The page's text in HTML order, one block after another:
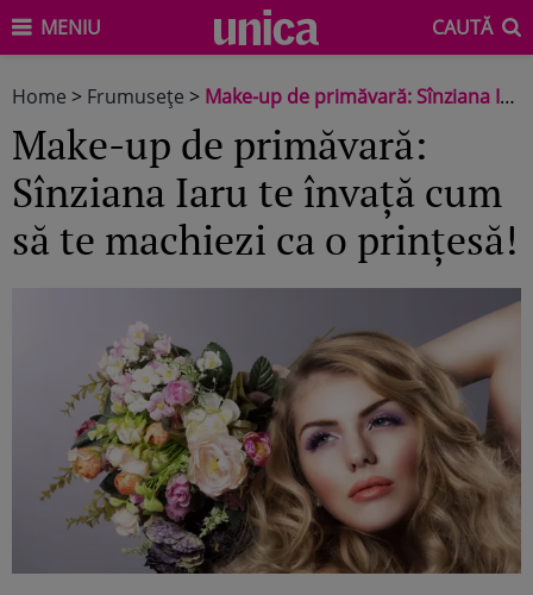
MENIU CAUTĂ
Home > Frumuseţe > Make-up de primăvară: Sînziana Iaru te învaţă cum să te machiezi ca o prinţesă!
Make-up de primăvară:
Sînziana Iaru te învaţă cum
să te machiezi ca o prinţesă!